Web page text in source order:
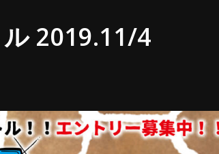
ル 2019.11/4